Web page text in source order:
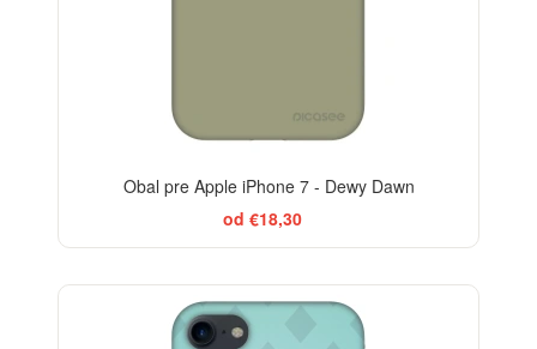
Obal pre Apple iPhone 7 - Dewy Dawn
od €18,30